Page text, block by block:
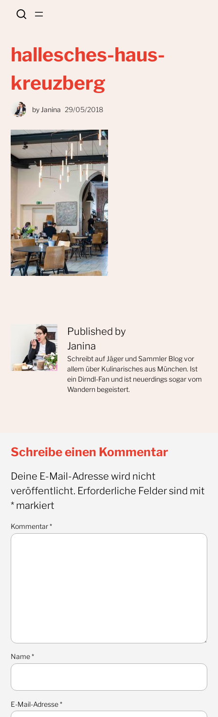
hallesches-haus-
kreuzberg
by Janina 29/05/2018
Published by
Janina
Schreibt auf Jäger und Sammler Blog vor
allem über Kulinarisches aus München. Ist
ein Dirndl-Fan und ist neuerdings sogar vom
Wandern begeistert.
Schreibe einen Kommentar
Deine E-Mail-Adresse wird nicht
veröffentlicht. Erforderliche Felder sind mit
*markiert
Kommentar*
Name*
E-Mail-Adresse*